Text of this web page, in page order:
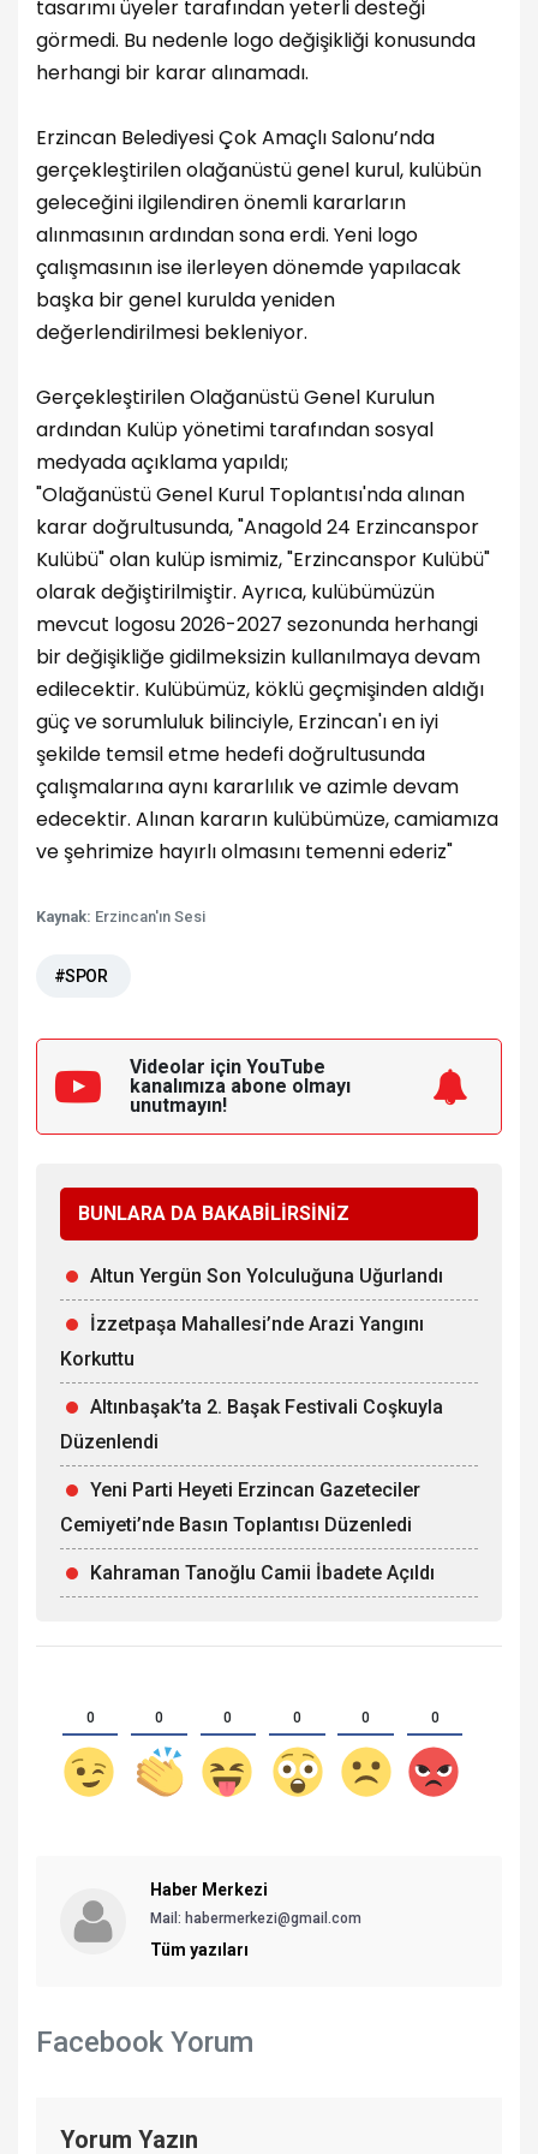
tasarımı üyeler tarafından yeterli desteği
görmedi. Bu nedenle logo değişikliği konusunda
herhangi bir karar alınamadı.
Erzincan Belediyesi Çok Amaçlı Salonu’nda
gerçekleştirilen olağanüstü genel kurul, kulübün
geleceğini ilgilendiren önemli kararların
alınmasının ardından sona erdi. Yeni logo
çalışmasının ise ilerleyen dönemde yapılacak
başka bir genel kurulda yeniden
değerlendirilmesi bekleniyor.
Gerçekleştirilen Olağanüstü Genel Kurulun
ardından Kulüp yönetimi tarafından sosyal
medyada açıklama yapıldı;
"Olağanüstü Genel Kurul Toplantısı'nda alınan
karar doğrultusunda, "Anagold 24 Erzincanspor
Kulübü" olan kulüp ismimiz, "Erzincanspor Kulübü"
olarak değiştirilmiştir. Ayrıca, kulübümüzün
mevcut logosu 2026-2027 sezonunda herhangi
bir değişikliğe gidilmeksizin kullanılmaya devam
edilecektir. Kulübümüz, köklü geçmişinden aldığı
güç ve sorumluluk bilinciyle, Erzincan'ı en iyi
şekilde temsil etme hedefi doğrultusunda
çalışmalarına aynı kararlılık ve azimle devam
edecektir. Alınan kararın kulübümüze, camiamıza
ve şehrimize hayırlı olmasını temenni ederiz"
Kaynak: Erzincan'ın Sesi
#SPOR
Videolar için YouTube
kanalımıza abone olmayı
unutmayın!
BUNLARA DA BAKABİLİRSİNİZ
Altun Yergün Son Yolculuğuna Uğurlandı
İzzetpaşa Mahallesi’nde Arazi Yangını
Korkuttu
Altınbaşak’ta 2. Başak Festivali Coşkuyla
Düzenlendi
Yeni Parti Heyeti Erzincan Gazeteciler
Cemiyeti’nde Basın Toplantısı Düzenledi
Kahraman Tanoğlu Camii İbadete Açıldı
0 0 0 0 0 0
Haber Merkezi
Mail: habermerkezi@gmail.com
Tüm yazıları
Facebook Yorum
Yorum Yazın